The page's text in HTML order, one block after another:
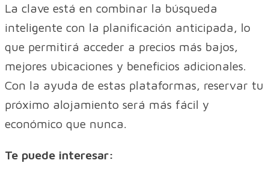
La clave está en combinar la búsqueda
inteligente con la planificación anticipada, lo
que permitirá acceder a precios más bajos,
mejores ubicaciones y beneficios adicionales.
Con la ayuda de estas plataformas, reservar tu
próximo alojamiento será más fácil y
económico que nunca.
Te puede interesar: